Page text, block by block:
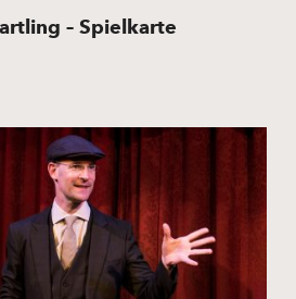
– Spielkarte